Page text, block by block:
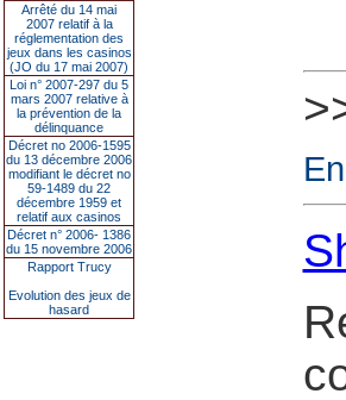
Arrêté du 14 mai
2007 relatif à la
réglementation des
jeux dans les casinos
(JO du 17 mai 2007)
Loi n° 2007-297 du 5
mars 2007 relative à
la prévention de la
délinquance
Décret no 2006-1595
du 13 décembre 2006
modifiant le décret no
59-1489 du 22
décembre 1959 et
relatif aux casinos
Décret n° 2006- 1386
du 15 novembre 2006
Rapport Trucy
Evolution des jeux de
hasard